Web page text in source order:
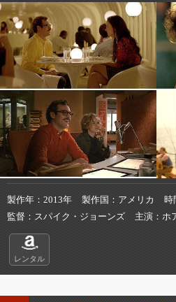
製作年 2013年 製作国 アメリカ 時
監督
スパイク・ジョーンズ 主演 ホ
レンタル